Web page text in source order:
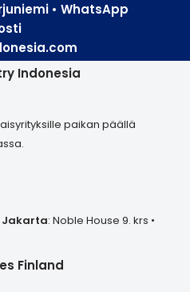
• WhatsApp
Indonesia
paikan päällä
Jakarta: Noble House 9. krs •
Finland